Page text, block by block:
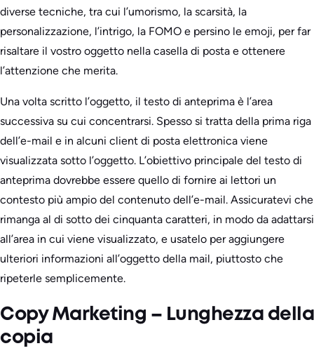
diverse tecniche, tra cui l’umorismo, la scarsità, la
personalizzazione, l’intrigo, la FOMO e persino le emoji, per far
risaltare il vostro oggetto nella casella di posta e ottenere
l’attenzione che merita.
Una volta scritto l’oggetto, il testo di anteprima è l’area
successiva su cui concentrarsi. Spesso si tratta della prima riga
dell’e-mail e in alcuni client di posta elettronica viene
visualizzata sotto l’oggetto. L’obiettivo principale del testo di
anteprima dovrebbe essere quello di fornire ai lettori un
contesto più ampio del contenuto dell’e-mail. Assicuratevi che
rimanga al di sotto dei cinquanta caratteri, in modo da adattarsi
all’area in cui viene visualizzato, e usatelo per aggiungere
ulteriori informazioni all’oggetto della mail, piuttosto che
ripeterle semplicemente.
Copy Marketing – Lunghezza della
copia